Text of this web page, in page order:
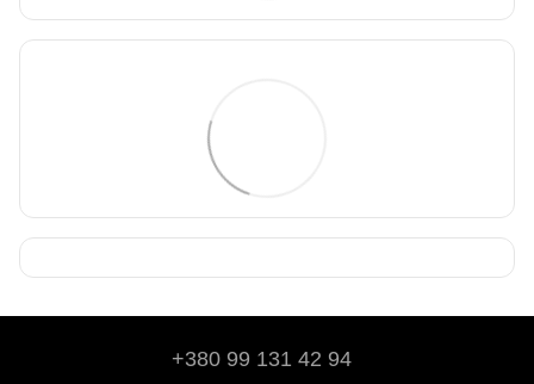
+380 99 131 42 94